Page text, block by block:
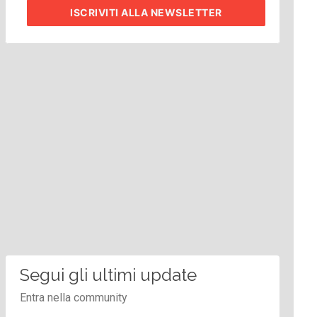
ISCRIVITIALLA NEWSLETTER
Segui gli ultimi update
Entra nella community